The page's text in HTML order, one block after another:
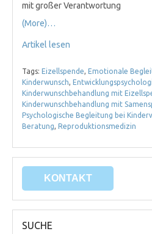
mit großer Verantwortung
(More)…
Artikel lesen
Tags: Eizellspende, Emotionale
Kinderwunsch,
Kinderwunschbehandlung mit
Kinderwunschbehandlung mit
Psychologische Begleitung bei
Beratung, Reproduktionsmedizin
KONTAKT
SUCHE